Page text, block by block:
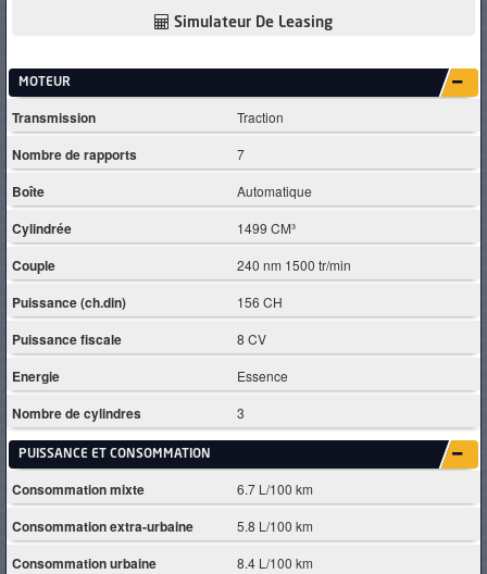
Simulateur De Leasing
MOTEUR
Transmission Traction
Nombre de rapports 7
Boîte Automatique
Cylindrée 1499 CM³
Couple 240 nm 1500 tr/min
Puissance (ch.din) 156 CH
Puissance fiscale 8 CV
Energie Essence
Nombre de cylindres 3
PUISSANCE ET CONSOMMATION
Consommation mixte 6.7 L/100 km
Consommation extra-urbaine 5.8 L/100 km
Consommation urbaine 8.4 L/100 km